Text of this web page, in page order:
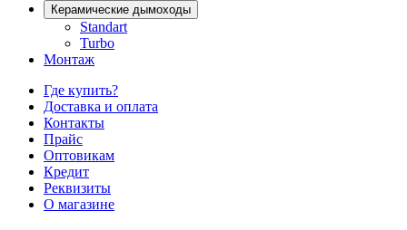
Керамические дымоходы
Standart
Turbo
Монтаж
Где купить?
Доставка и оплата
Контакты
Прайс
Оптовикам
Кредит
Реквизиты
О магазине